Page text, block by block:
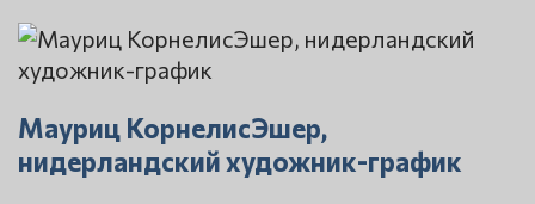
Мауриц КорнелисЭшер,
нидерландский художник-график